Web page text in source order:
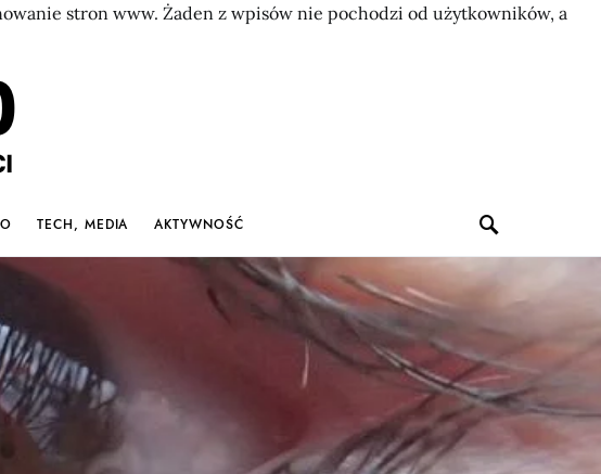
stron www. Żaden z wpisów nie pochodzi od użytkowników, a
TECH, MEDIA AKTYWNOŚĆ